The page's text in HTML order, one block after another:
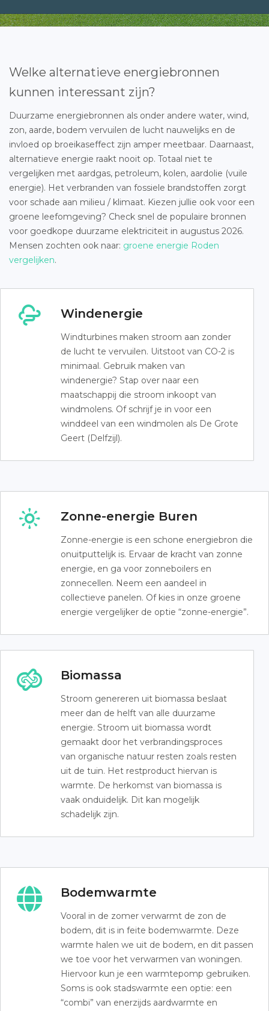
Welke alternatieve energiebronnen
kunnen interessant zijn?
Duurzame energiebronnen als onder andere water, wind,
zon, aarde, bodem vervuilen de lucht nauwelijks en de
invloed op broeikaseffect zijn amper meetbaar. Daarnaast,
alternatieve energie raakt nooit op. Totaal niet te
vergelijken met aardgas, petroleum, kolen, aardolie (vuile
energie). Het verbranden van fossiele brandstoffen zorgt
voor schade aan milieu / klimaat. Kiezen jullie ook voor een
groene leefomgeving? Check snel de populaire bronnen
voor goedkope duurzame elektriciteit in augustus 2026.
Mensen zochten ook naar: groene energie Roden
vergelijken.
Windenergie
Windturbines maken stroom aan zonder
de lucht te vervuilen. Uitstoot van CO-2 is
minimaal. Gebruik maken van
windenergie? Stap over naar een
maatschappij die stroom inkoopt van
windmolens. Of schrijf je in voor een
winddeel van een windmolen als De Grote
Geert (Delfzijl).
Zonne-energie Buren
Zonne-energie is een schone energiebron die
onuitputtelijk is. Ervaar de kracht van zonne
energie, en ga voor zonneboilers en
zonnecellen. Neem een aandeel in
collectieve panelen. Of kies in onze groene
energie vergelijker de optie “zonne-energie”.
Biomassa
Stroom genereren uit biomassa beslaat
meer dan de helft van alle duurzame
energie. Stroom uit biomassa wordt
gemaakt door het verbrandingsproces
van organische natuur resten zoals resten
uit de tuin. Het restproduct hiervan is
warmte. De herkomst van biomassa is
vaak onduidelijk. Dit kan mogelijk
schadelijk zijn.
Bodemwarmte
Vooral in de zomer verwarmt de zon de
bodem, dit is in feite bodemwarmte. Deze
warmte halen we uit de bodem, en dit passen
we toe voor het verwarmen van woningen.
Hiervoor kun je een warmtepomp gebruiken.
Soms is ook stadswarmte een optie: een
“combi” van enerzijds aardwarmte en